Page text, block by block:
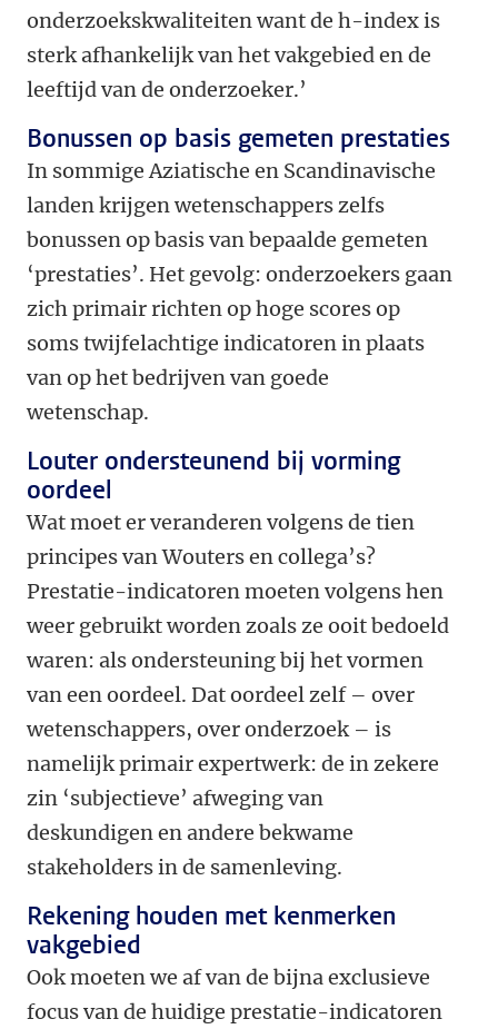
onderzoekskwaliteiten want de h-index is
sterk afhankelijk van het vakgebied en de
leeftijd van de onderzoeker.’
Bonussen op basis gemeten prestaties
In sommige Aziatische en Scandinavische
landen krijgen wetenschappers zelfs
bonussen op basis van bepaalde gemeten
‘prestaties’. Het gevolg: onderzoekers gaan
zich primair richten op hoge scores op
soms twijfelachtige indicatoren in plaats
van op het bedrijven van goede
wetenschap.
Louter ondersteunend bij vorming
oordeel
Wat moet er veranderen volgens de tien
principes van Wouters en collega’s?
Prestatie-indicatoren moeten volgens hen
weer gebruikt worden zoals ze ooit bedoeld
waren: als ondersteuning bij het vormen
van een oordeel. Dat oordeel zelf – over
wetenschappers, over onderzoek – is
namelijk primair expertwerk: de in zekere
zin ‘subjectieve’ afweging van
deskundigen en andere bekwame
stakeholders in de samenleving.
Rekening houden met kenmerken
vakgebied
Ook moeten we af van de bijna exclusieve
focus van de huidige prestatie-indicatoren